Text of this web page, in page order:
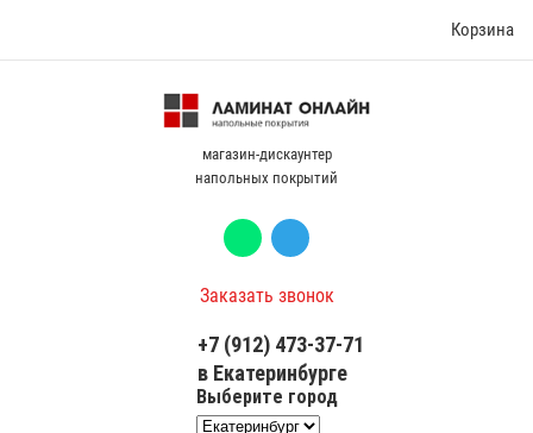
Корзина
магазин-дискаунтер
напольных покрытий
Заказать звонок
+7 (912) 473-37-71
в Екатеринбурге
Выберите город